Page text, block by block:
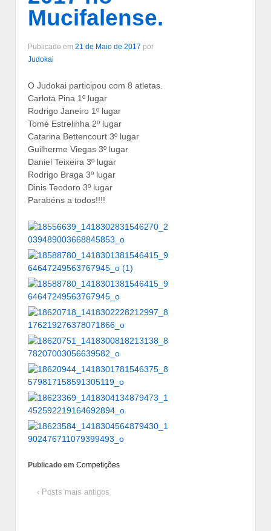
Mucifalense.
Publicado em 21 de Maio de 2017 por
Judokai
O Judokai participou com 8 atletas.
Carlota Pina 1º lugar
Rodrigo Janeiro 1º lugar
Tomé Estrelinha 2º lugar
Catarina Bettencourt 3º lugar
Guilherme Viegas 3º lugar
Daniel Teixeira 3º lugar
Rodrigo Braga 3º lugar
Dinis Teodoro 3º lugar
Parabéns a todos!!!!
Publicado em Competições
‹ Posts mais antigos